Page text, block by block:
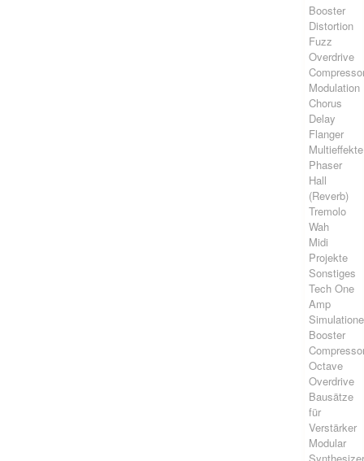
Booster
Distortion
Fuzz
Overdrive
Modulation
Chorus
Delay
Flanger
Multieffekte
Phaser
Hall
(Reverb)
Tremolo
Wah
Midi
Projekte
Sonstiges
Tech One
Amp
Booster
Octave
Overdrive
Bausätze
für
Verstärker
Modular